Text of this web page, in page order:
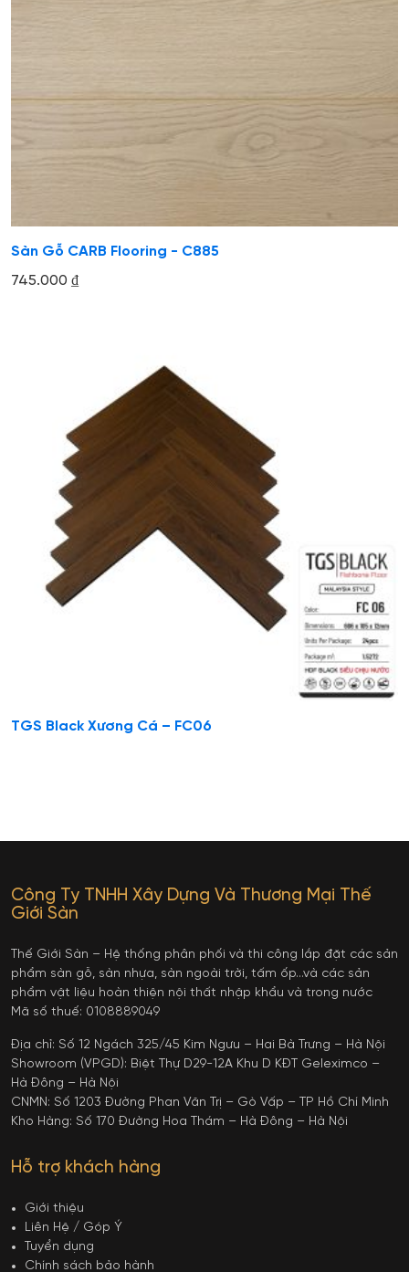
Sàn Gỗ CARB Flooring - C885
745.000 ₫
TGS Black Xương Cá – FC06
Công Ty TNHH Xây Dựng Và Thương Mại Thế
Giới Sàn
Thế Giới Sàn – Hệ thống phân phối và thi công lắp đặt các sản
phẩm sàn gỗ, sàn nhựa, sàn ngoài trời, tấm ốp…và các sản
phẩm vật liệu hoàn thiện nội thất nhập khẩu và trong nước
Mã số thuế: 0108889049
Địa chỉ: Số 12 Ngách 325/45 Kim Ngưu – Hai Bà Trưng – Hà Nội
Showroom (VPGD): Biệt Thự D29-12A Khu D KĐT Geleximco –
Hà Đông – Hà Nội
CNMN: Số 1203 Đường Phan Văn Trị – Gò Vấp – TP Hồ Chí Minh
Kho Hàng: Số 170 Đường Hoa Thám – Hà Đông – Hà Nội
Hỗ trợ khách hàng
Giới thiệu
Liên Hệ / Góp Ý
Tuyển dụng
Chính sách bảo hành